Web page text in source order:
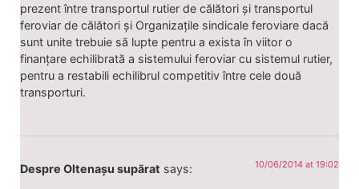
prezent între transportul rutier de călători și transportul
feroviar de călători și Organizațile sindicale feroviare dacă
sunt unite trebuie să lupte pentru a exista în viitor o
finanțare echilibrată a sistemului feroviar cu sistemul rutier,
pentru a restabili echilibrul competitiv între cele două
transporturi.
Despre Oltenașu supărat says: 10/06/2014 at 19:02